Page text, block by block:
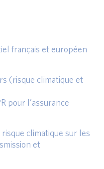
français et européen
(risque climatique et
pour l’assurance
risque climatique sur les
et